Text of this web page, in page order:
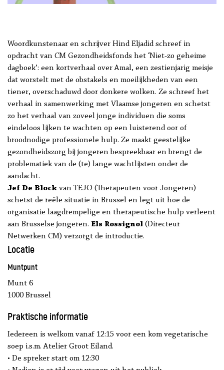
Woordkunstenaar en schrijver Hind Eljadid schreef in
opdracht van CM Gezondheidsfonds het ‘Niet-zo geheime
dagboek’: een kortverhaal over Amal, een zestienjarig meisje
dat worstelt met de obstakels en moeilijkheden van een
tiener, overschaduwd door donkere wolken. Ze schreef het
verhaal in samenwerking met Vlaamse jongeren en schetst
zo het verhaal van zoveel jonge individuen die soms
eindeloos lijken te wachten op een luisterend oor of
broodnodige professionele hulp. Ze maakt geestelijke
gezondheidszorg bij jongeren bespreekbaar en brengt de
problematiek van de (te) lange wachtlijsten onder de
aandacht.
Jef De Block van TEJO (Therapeuten voor Jongeren)
schetst de reële situatie in Brussel en legt uit hoe de
organisatie laagdrempelige en therapeutische hulp verleent
aan Brusselse jongeren. Els Rossignol (Directeur
Netwerken CM) verzorgt de introductie.
Locatie
Muntpunt
Munt 6
1000 Brussel
Praktische informatie
Iedereen is welkom vanaf 12:15 voor een kom vegetarische
soep i.s.m. Atelier Groot Eiland.
• De spreker start om 12:30